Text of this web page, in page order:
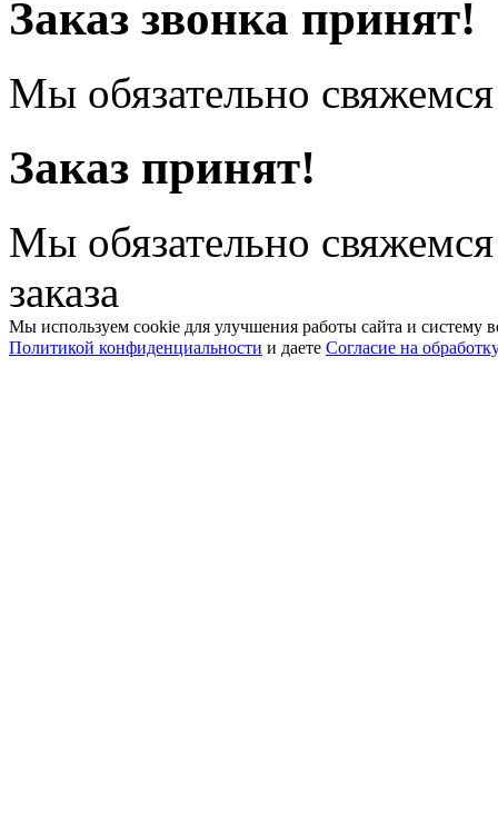
Заказ звонка принят!
Мы обязательно
Заказ принят!
Мы обязательно
заказа
Мы используем cookie для улучшения работы сайта и систему
Политикой конфиденциальности и даете Согласие на